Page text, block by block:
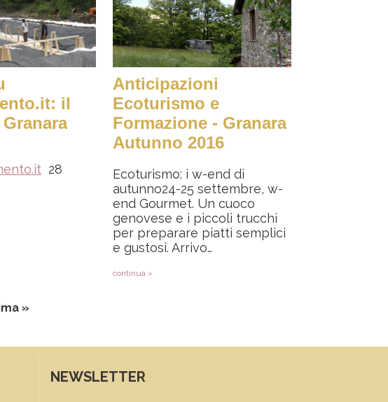
il
28
Anticipazioni
Ecoturismo e
Formazione - Granara
Autunno 2016
Ecoturismo: i w-end di
autunno24-25 settembre, w-
end Gourmet. Un cuoco
genovese e i piccoli trucchi
per preparare piatti semplici
e gustosi. Arrivo…
continua »
successiva
»Ultima pagina
NEWSLETTER